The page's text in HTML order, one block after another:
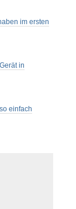
im ersten
in
einfach